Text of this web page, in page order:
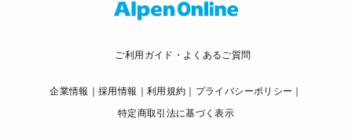
ご利用ガイド・よくあるご質問
企業情報 採用情報 利用規約
プライバシーポリシー
特定商取引法に基づく表示